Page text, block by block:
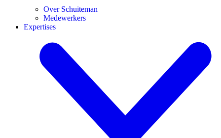
Over Schuiteman
Medewerkers
Expertises